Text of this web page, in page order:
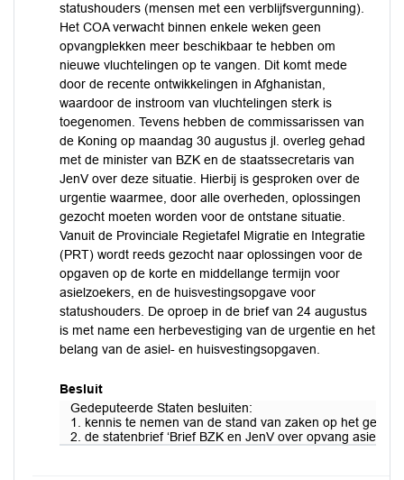
statushouders (mensen met een verblijfsvergunning).
Het COA verwacht binnen enkele weken geen
opvangplekken meer beschikbaar te hebben om
nieuwe vluchtelingen op te vangen. Dit komt mede
door de recente ontwikkelingen in Afghanistan,
waardoor de instroom van vluchtelingen sterk is
toegenomen. Tevens hebben de commissarissen van
de Koning op maandag 30 augustus jl. overleg gehad
met de minister van BZK en de staatssecretaris van
JenV over deze situatie. Hierbij is gesproken over de
urgentie waarmee, door alle overheden, oplossingen
gezocht moeten worden voor de ontstane situatie.
Vanuit de Provinciale Regietafel Migratie en Integratie
(PRT) wordt reeds gezocht naar oplossingen voor de
opgaven op de korte en middellange termijn voor
asielzoekers, en de huisvestingsopgave voor
statushouders. De oproep in de brief van 24 augustus
is met name een herbevestiging van de urgentie en het
belang van de asiel- en huisvestingsopgaven.
Besluit
Gedeputeerde Staten besluiten:
1. kennis te nemen van de stand van zaken op het
2. de statenbrief ‘Brief BZK en JenV over opvang